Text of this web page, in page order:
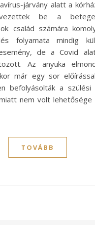
járvány alatt a
vezettek be a
család számára
folyamata mindig
de a Covid
Az anyuka
már egy sor
befolyásolták a szülési
nem volt lehetősége
TOVÁBB